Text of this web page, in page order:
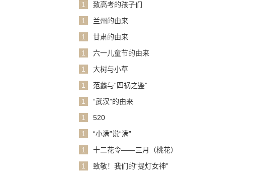
1
致高考的孩子们
1
兰州的由来
1
甘肃的由来
1
六一儿童节的由来
1
大树与小草
1
范蠡与“四祸之鉴”
1
“武汉”的由来
1
520
1
“小满”说“满”
1
十二花令——三月（桃花）
1
致敬！我们的“提灯女神”